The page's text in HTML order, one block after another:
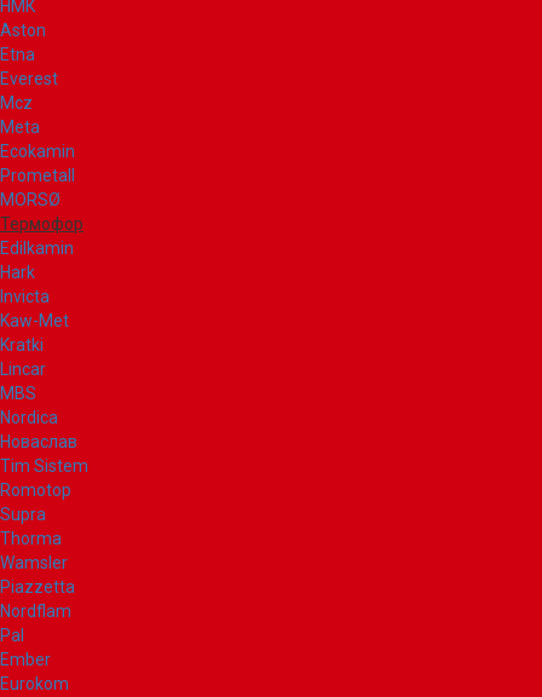
НМК
Aston
Etna
Everest
Mcz
Meta
Ecokamin
Prometall
MORSØ
Термофор
Edilkamin
Hark
Invicta
Kaw-Met
Kratki
Lincar
MBS
Nordica
Новаслав
Tim Sistem
Romotop
Supra
Thorma
Wamsler
Piazzetta
Nordflam
Pal
Ember
Eurokom